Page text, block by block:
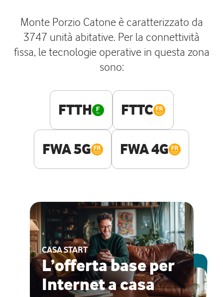
Monte Porzio Catone è caratterizzato da
3747 unità abitative. Per la connettività
fissa, le tecnologie operative in questa zona
sono:
FTTH FTTC
FWA 5G FWA 4G
CASA START
L’offerta base per
Internet a casa
ESCLUSIVA ONLINE